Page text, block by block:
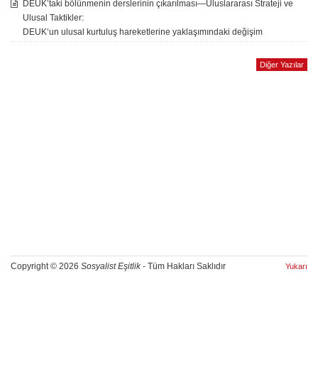
DEUK’taki bölünmenin derslerinin çıkarılması—Uluslararası Strateji ve
Ulusal Taktikler:
DEUK’un ulusal kurtuluş hareketlerine yaklaşımındaki değişim
Diğer Yazılar
Copyright © 2026 Sosyalist Eşitlik- Tüm Hakları Saklıdır Yukarı